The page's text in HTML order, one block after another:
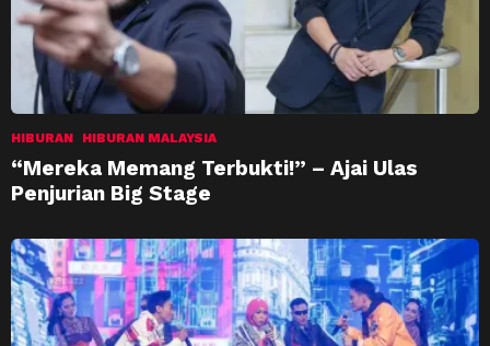
HIBURAN HIBURAN MALAYSIA
“Mereka Memang Terbukti!” – Ajai Ulas
Penjurian Big Stage